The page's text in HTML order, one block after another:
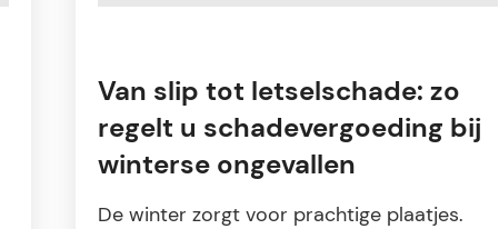
Van slip tot letselschade: zo
regelt u schadevergoeding bij
winterse ongevallen
De winter zorgt voor prachtige plaatjes.